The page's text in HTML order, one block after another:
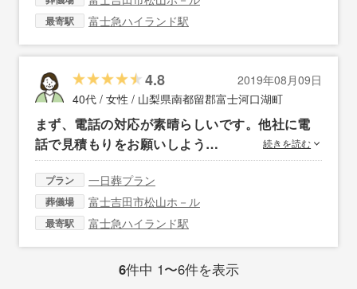
最寄駅 富士急ハイランド駅
4.8
2019年08月09日
40代 / 女性 / 山梨県南都留郡富士河口湖町
まず、電話の対応が素晴らしいです。他社に電
話で見積もりをお願いしよう…
続きを読む
プラン 一日葬プラン
葬儀場 富士吉田市松山ホ－ル
最寄駅 富士急ハイランド駅
6件中 1〜6件を表示